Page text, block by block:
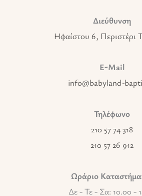
Διεύθυνση
Ηφαίστου 6, Περιστέρι
E-Mail
info@babyland-
Τηλέφωνο
210 57 74 318
210 57 26 912
Ωράριο
Δε - Τε - Σα: 10.00 -